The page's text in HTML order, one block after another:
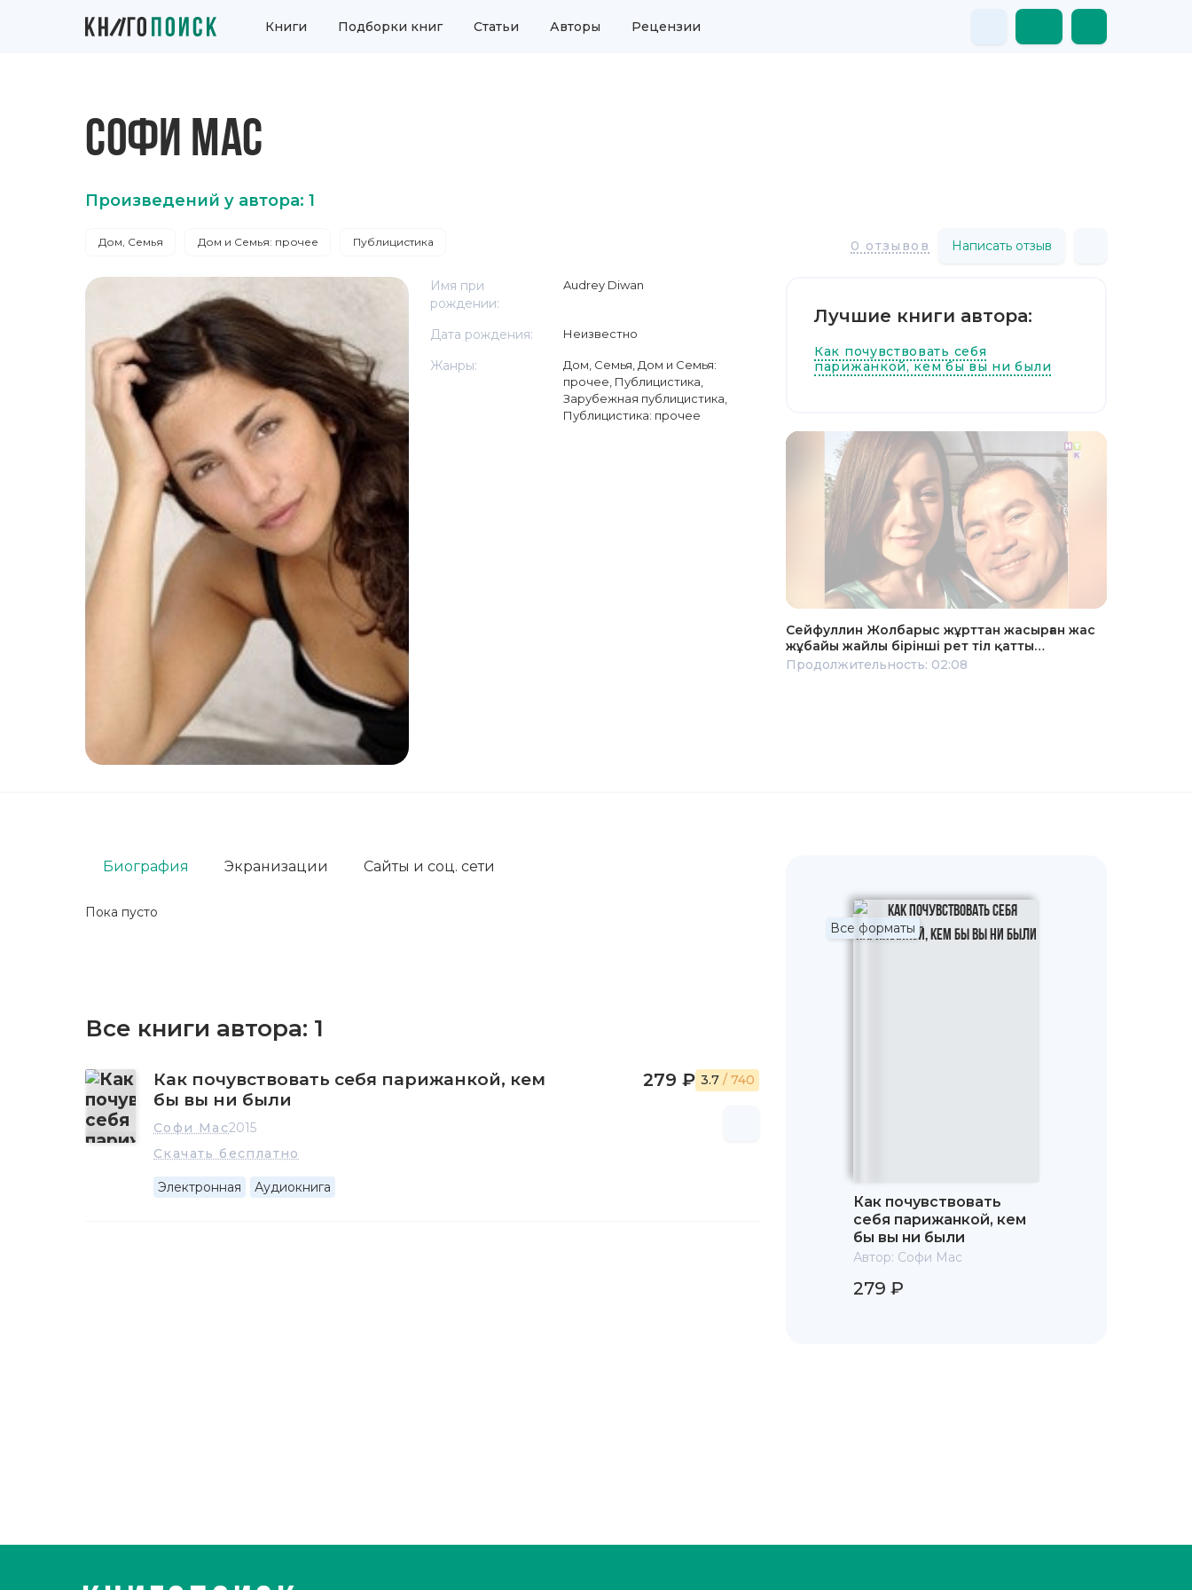
Книги Подборки книг Статьи Авторы Рецензии
СОФИ МАС
Произведений у автора: 1
Дом, Семья Дом и Семья: прочее Публицистика 0 отзывов Написать отзыв
Имя при
рождении:
Audrey Diwan
Дата рождения: Неизвестно
Жанры: Дом, Семья Дом и Семья:
прочее Публицистика
Зарубежная публицистика
Публицистика: прочее
Лучшие книги автора:
Как почувствовать себя
парижанкой, кем бы вы ни были
Сейфуллин Жолбарыс жұрттан жасырған жас
жұбайы жайлы бірінші рет тіл қатты…
Продолжительность: 02:08
Пока пусто
Биография Экранизации Сайты и соц. сети
Все книги автора: 1
Как почувствовать себя парижанкой, кем
бы вы ни были
Софи Мас2015
Скачать бесплатно
Электронная Аудиокнига
279 ₽ 3.7 / 740
Все форматы
Как почувствовать
себя парижанкой, кем
бы вы ни были
Автор: Софи Мас
279 ₽